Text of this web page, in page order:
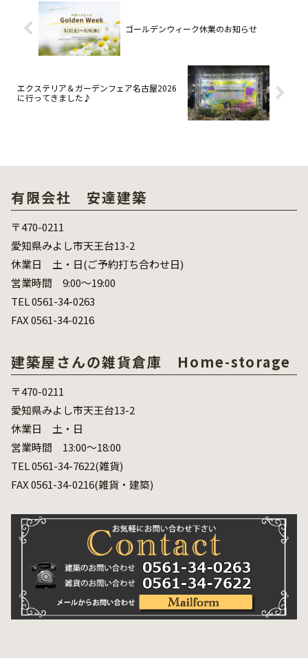
ゴールデンウィーク休業のお知らせ
エクステリア＆ガーデンフェア名古屋2026
に行ってきました♪
有限会社 安達建築
〒470-0211
愛知県みよし市天王台13-2
休業日 土・日(ご予約打ち合わせ日)
営業時間 9:00～19:00
TEL 0561-34-0263
FAX 0561-34-0216
建築屋さんの雑貨倉庫 Home-storage
〒470-0211
愛知県みよし市天王台13-2
休業日 土・日
営業時間 13:00～18:00
TEL 0561-34-7622(雑貨)
FAX 0561-34-0216(雑貨・建築)